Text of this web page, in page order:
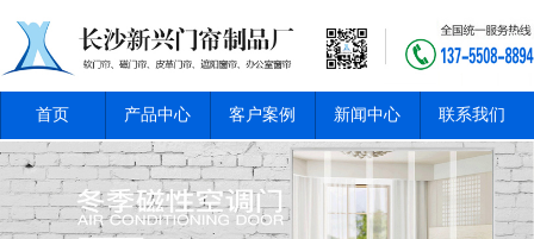
首页 产品中心 客户案例 新闻中心 联系我们